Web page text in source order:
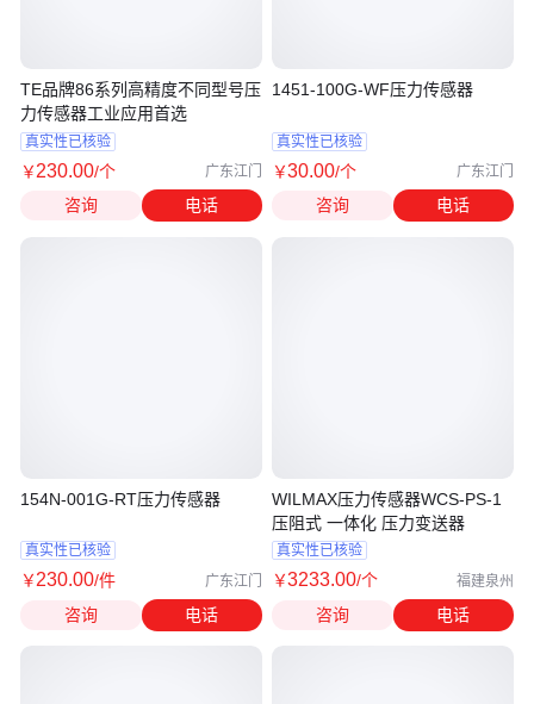
TE品牌86系列高精度不同型号压
力传感器工业应用首选
真实性已核验
￥230.00/个 广东江门
咨询 电话
154N-001G-RT压力传感器
真实性已核验
￥230.00/件 广东江门
咨询 电话
1451-100G-WF压力传感器
真实性已核验
￥30.00/个 广东江门
咨询 电话
WILMAX压力传感器WCS-PS-1
压阻式 一体化 压力变送器
真实性已核验
￥3233.00/个 福建泉州
咨询 电话